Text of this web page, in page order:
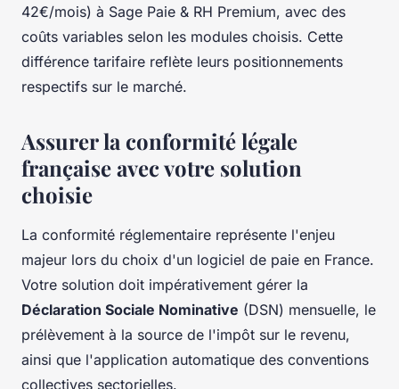
42€/mois) à Sage Paie & RH Premium, avec des
coûts variables selon les modules choisis. Cette
différence tarifaire reflète leurs positionnements
respectifs sur le marché.
Assurer la conformité légale
française avec votre solution
choisie
La conformité réglementaire représente l'enjeu
majeur lors du choix d'un logiciel de paie en France.
Votre solution doit impérativement gérer la
Déclaration Sociale Nominative (DSN) mensuelle, le
prélèvement à la source de l'impôt sur le revenu,
ainsi que l'application automatique des conventions
collectives sectorielles.